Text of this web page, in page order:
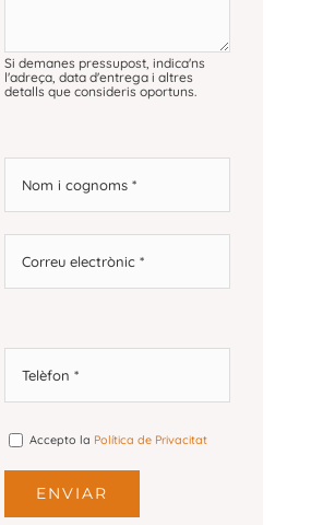
Si demanes pressupost, indica'ns
l'adreça, data d'entrega i altres
detalls que consideris oportuns.
Accepto la Política de Privacitat